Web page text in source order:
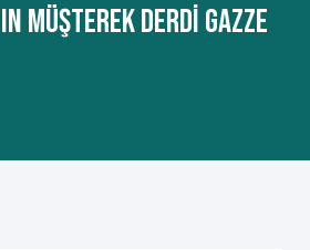
Müşterek Derdi Gazze